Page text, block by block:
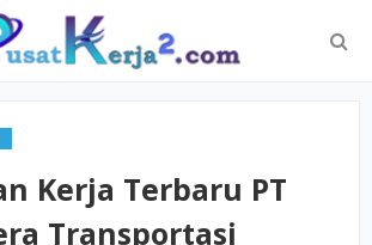
Kerja Terbaru PT
Transportasi